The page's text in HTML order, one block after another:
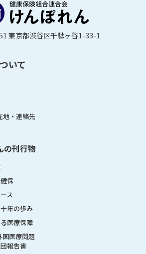
東京都渋谷区千駄ヶ谷1-33-1
いて
地・連絡先
の刊行物
保
ス
年の歩み
医療保障
国医療問題
報告書